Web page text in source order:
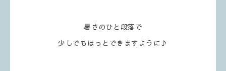
暑さのひと段落で
少しでもほっとできますように♪